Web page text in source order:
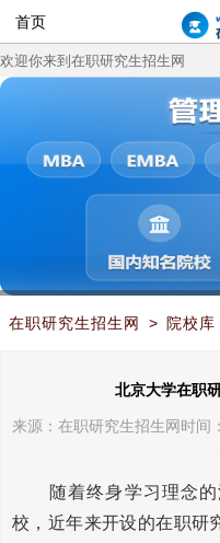
首页
欢迎你来到在职研究生招生网
在职研究生招生网 > 院校库
学在职研究生证书认可度如何
北京大学在职
来源： 在职研究生招生网 时间
随着终身学习理念的
校，近年来开设的在职研